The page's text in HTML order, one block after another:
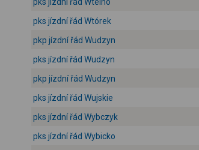
pks jízdní řád Wtórek
pkp jízdní řád Wudzyn
pks jízdní řád Wudzyn
pkp jízdní řád Wudzyn
pks jízdní řád Wujskie
pks jízdní řád Wybczyk
pks jízdní řád Wybicko